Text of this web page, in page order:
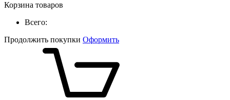
Корзина товаров
Всего:
Продолжить покупки Оформить